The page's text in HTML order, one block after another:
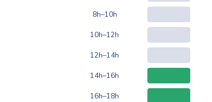
8h–10h
10h–12h
12h–14h
14h–16h
16h–18h